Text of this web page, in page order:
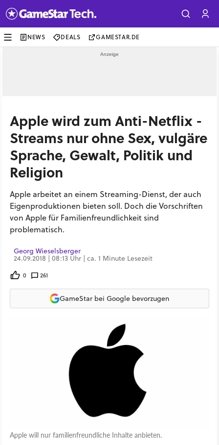
NEWS DEALS GAMESTAR.DE
Apple wird zum Anti-Netflix -
Streams nur ohne Sex, vulgäre
Sprache, Gewalt, Politik und
Religion
Apple arbeitet an einem Streaming-Dienst, der auch
Eigenproduktionen bieten soll. Doch die Vorschriften
von Apple für Familienfreundlichkeit sind
problematisch.
Georg Wieselsberger
24.09.2018 | 08:13 Uhr | ca. 1 Minute Lesezeit
0 261
GameStar bei Google bevorzugen
Apple will nur familienfreundliche Inhalte anbieten.